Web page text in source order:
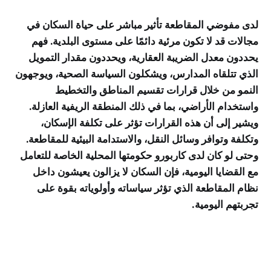
لدى مفوضي المقاطعة تأثير مباشر على حياة السكان في
مجالات قد لا تكون مرئية دائمًا على مستوى البلدية. فهم
يحددون معدل الضريبة العقارية، ويحددون مقدار التمويل
الذي تتلقاه المدارس، ويشكلون السياسة الصحية، ويوجهون
النمو من خلال قرارات تقسيم المناطق والتخطيط
واستخدام الأراضي، بما في ذلك المنطقة الريفية العازلة.
ويشير إلى أن هذه القرارات تؤثر على تكلفة الإسكان،
وتكلفة وتوافر وسائل النقل، والاستدامة البيئية للمقاطعة.
وحتى لو كان لدى كاربورو حكومتها المحلية الخاصة للتعامل
مع القضايا اليومية، فإن السكان لا يزالون يعيشون داخل
نظام المقاطعة الذي تؤثر سياساته وأولوياته بقوة على
تجربتهم اليومية.